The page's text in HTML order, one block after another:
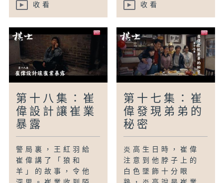
收看 收看
第十八集：崔
偉設計讓崔業
暴露
警局裏，王紅羽給
崔偉講了「狼和
羊」的故事，令他
第十七集：崔
偉發現弟弟的
秘密
炎高生日時，崔偉
注意到他脖子上的
白色墜飾十分眼